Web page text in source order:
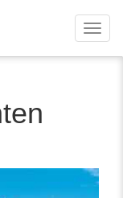
Menu